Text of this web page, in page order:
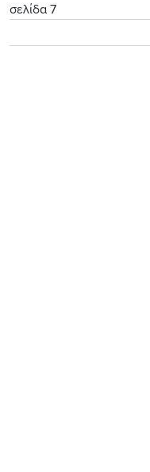
σελίδα 7